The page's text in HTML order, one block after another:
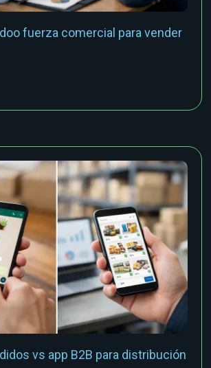
fuerza comercial para vender
vs app B2B para distribución